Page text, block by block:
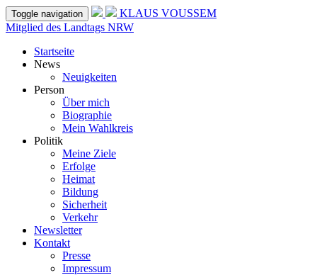
Toggle navigation
KLAUS VOUSSEM
Mitglied des Landtags NRW
Startseite
News
Neuigkeiten
Person
Über mich
Biographie
Mein Wahlkreis
Politik
Meine Ziele
Erfolge
Heimat
Bildung
Sicherheit
Verkehr
Newsletter
Kontakt
Presse
Impressum